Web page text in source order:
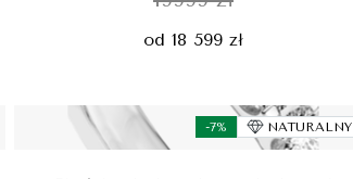
od 18 599 zł
-7% NATURALNY